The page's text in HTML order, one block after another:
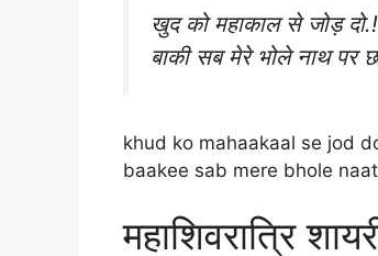
खुद को महाकाल से जोड़
बाकी सब मेरे भोले नाथ पर
khud ko mahaakaal se jod
baakee sab mere bhole
महाशिवरात्रि